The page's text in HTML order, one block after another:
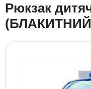
Рюкзак